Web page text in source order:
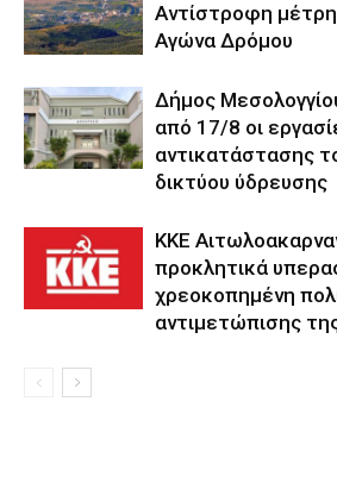
Αντίστροφη
Αγώνα Δρόμου
Δήμος
από 17/8 οι
αντικατάστασης
δικτύου ύδρευσης
KKE
προκλητικά
χρεοκοπημένη
αντιμετώπισης